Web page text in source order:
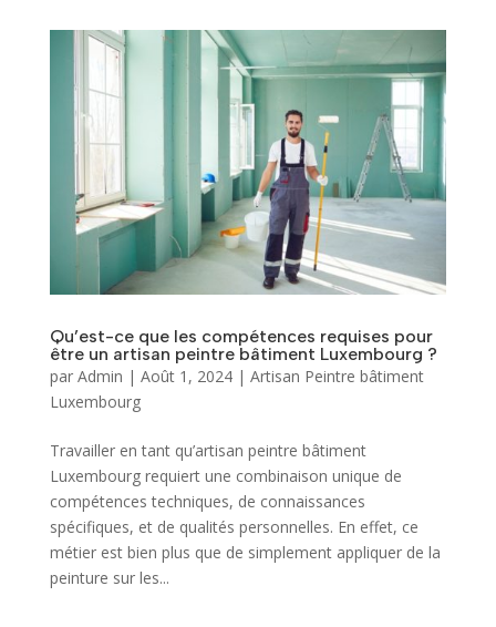
Qu’est-ce que les compétences requises pour
être un artisan peintre bâtiment Luxembourg ?
par Admin | Août 1, 2024| Artisan Peintre bâtiment
Luxembourg
Travailler en tant qu’artisan peintre bâtiment
Luxembourg requiert une combinaison unique de
compétences techniques, de connaissances
spécifiques, et de qualités personnelles. En effet, ce
métier est bien plus que de simplement appliquer de la
peinture sur les...